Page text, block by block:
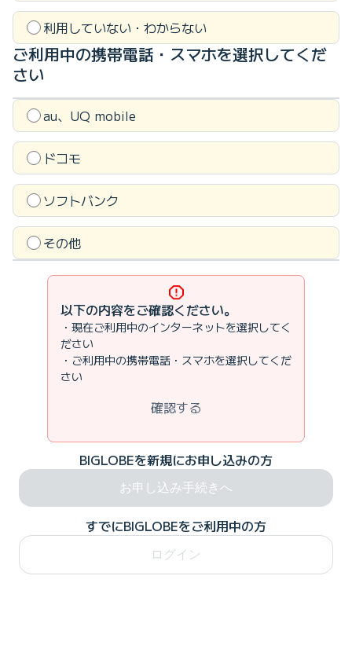
利用していない・わからない
ご利用中の携帯電話・スマホを選択してくだ
さい
au、UQ mobile
ドコモ
ソフトバンク
その他
以下の内容をご確認ください。
・現在ご利用中のインターネットを選択してく
ださい
・ご利用中の携帯電話・スマホを選択してくだ
さい
確認する
BIGLOBEを新規にお申し込みの方
お申し込み手続きへ
すでにBIGLOBEをご利用中の方
ログイン